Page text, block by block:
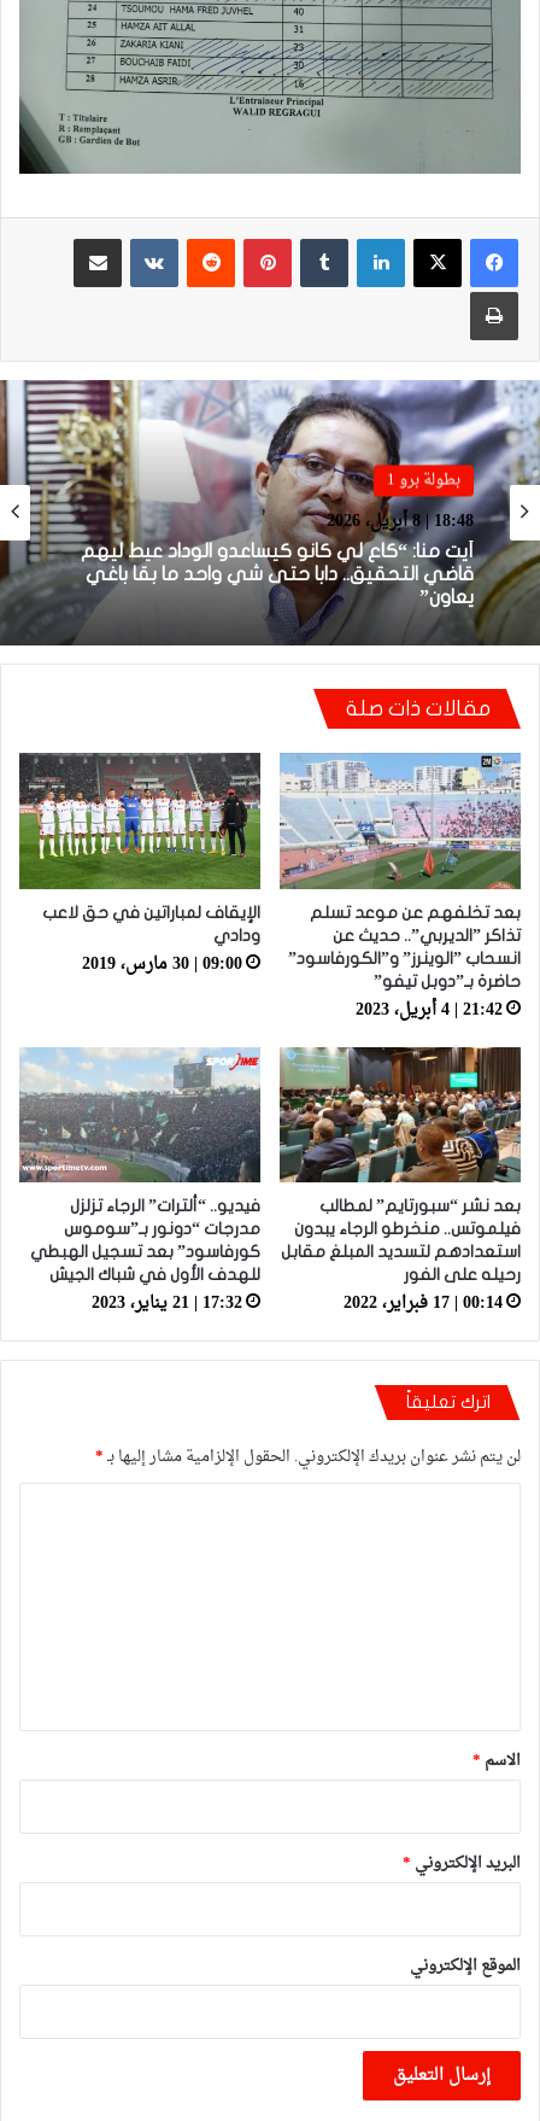
لينكدإن بينتيريست
مشاركة عبر البريد
طباعة
بطولة برو 1
18:48 | 8 أبريل، 2026
أيت منا: “كاع لي كانو كيساعدو الوداد عيط ليهم
قاضي التحقيق.. دابا حتى شي واحد ما بقا باغي
بطولة برو 1
22:23 | 6 أبريل، 2026
توالي النتائج السلبية يلاحق الوداد الرياضي بعد
تعادل جديد أمام الدفاع الحسني الجديدي
مقالات ذات صلة
بعد تخلفهم عن موعد تسلم
تذاكر ”الديربي”.. حديث عن
انسحاب ”الوينرز” و”الكورفاسود”
حاضرة بـ”دوبل تيفو”
21:42 | 4 أبريل، 2023
الإيقاف لمباراتين في حق لاعب
ودادي
09:00 | 30 مارس، 2019
بعد نشر “سبورتايم” لمطالب
فيلموتس.. منخرطو الرجاء يبدون
استعدادهم لتسديد المبلغ مقابل
رحيله على الفور
00:14 | 17 فبراير، 2022
فيديو.. “ألترات” الرجاء تزلزل
مدرجات “دونور بـ”سوموس
كورفاسود” بعد تسجيل الهبطي
للهدف الأول في شباك الجيش
17:32 | 21 يناير، 2023
اترك تعليقاً
لن يتم نشر عنوان بريدك الإلكتروني. الحقول الإلزامية مشار إليها بـ*
*
الاسم *
البريد الإلكتروني *
الموقع الإلكتروني